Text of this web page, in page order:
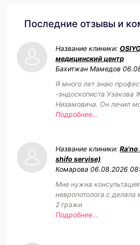
Последние отзывы и
Название клиники:
медицинский центр
Бахитжан Мамедов
Я много лет знаю
-эндоскописта Узакова
Низамовича. Он лечил
Подробнее...
Название клиники: Ra'no
shifo servise)
Комарова 06.08.2026
Мне нужна
невропотолога.с
2 грэжи
Подробнее...